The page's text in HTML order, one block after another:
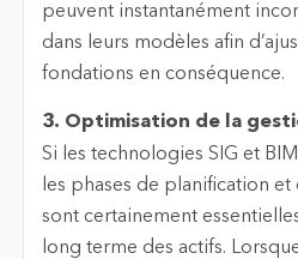
peuvent instantanément
dans leurs modèles afin
fondations en conséquence.
3. Optimisation de la
Si les technologies SIG et
les phases de planification
sont certainement
long terme des actifs.